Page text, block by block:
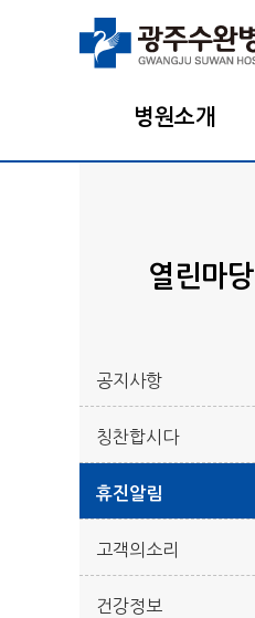
병원소개
열린마당
공지사항
칭찬합시다
휴진알림
고객의소리
건강정보